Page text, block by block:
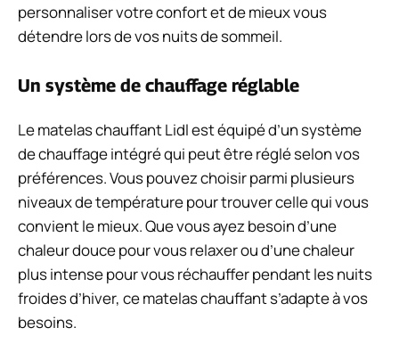
personnaliser votre confort et de mieux vous
détendre lors de vos nuits de sommeil.
Un système de chauffage réglable
Le matelas chauffant Lidl est équipé d’un système
de chauffage intégré qui peut être réglé selon vos
préférences. Vous pouvez choisir parmi plusieurs
niveaux de température pour trouver celle qui vous
convient le mieux. Que vous ayez besoin d’une
chaleur douce pour vous relaxer ou d’une chaleur
plus intense pour vous réchauffer pendant les nuits
froides d’hiver, ce matelas chauffant s’adapte à vos
besoins.